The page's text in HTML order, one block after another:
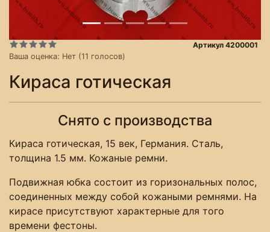
Ваша оценка: Нет (11 голосов)
Артикул 4200001
Кираса готическая
Снято с производства
Кираса готическая, 15 век, Германия. Сталь,
толщина 1.5 мм. Кожаные ремни.
Подвижная юбка состоит из горизональных полос,
соединенных между собой кожаными ремнями. На
кирасе присутствуют характерные для того
времени фестоны.